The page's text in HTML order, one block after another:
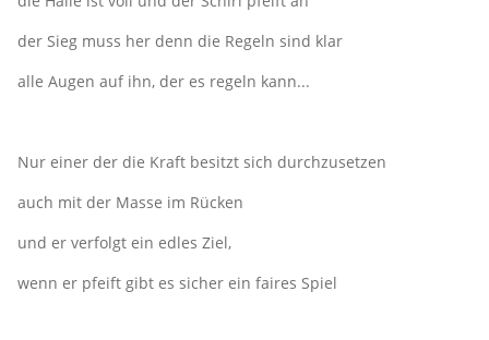
der Sieg muss her denn die Regeln sind klar
alle Augen auf ihn, der es regeln kann...
Nur einer der die Kraft besitzt sich durchzusetzen
auch mit der Masse im Rücken
und er verfolgt ein edles Ziel,
wenn er pfeift gibt es sicher ein faires Spiel